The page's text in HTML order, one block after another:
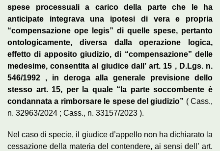
spese processuali a carico della parte che le ha
anticipate integrava una ipotesi di vera e propria
“compensazione ope legis” di quelle spese, pertanto
ontologicamente, diversa dalla operazione logica,
effetto di apposito giudizio, di “compensazione” delle
medesime, consentita al giudice dall’ art. 15 , D.Lgs. n.
546/1992 , in deroga alla generale previsione dello
stesso art. 15, per la quale “la parte soccombente è
condannata a rimborsare le spese del giudizio” ( Cass.,
n. 32963/2024 ; Cass., n. 33157/2023 ).
Nel caso di specie, il giudice d’appello non ha dichiarato la
cessazione della materia del contendere, ai sensi dell’ art.